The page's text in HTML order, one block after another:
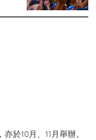
於10月、11月舉辦。